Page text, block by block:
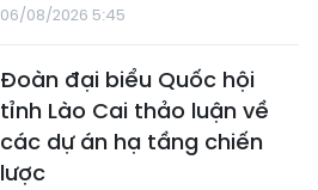
06/08/2026 5:45
Đoàn đại biểu Quốc hội
tỉnh Lào Cai thảo luận về
các dự án hạ tầng chiến
lược